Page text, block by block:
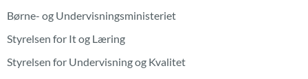
Børne- og Undervisningsministeriet
Styrelsen for It og Læring
Styrelsen for Undervisning og Kvalitet